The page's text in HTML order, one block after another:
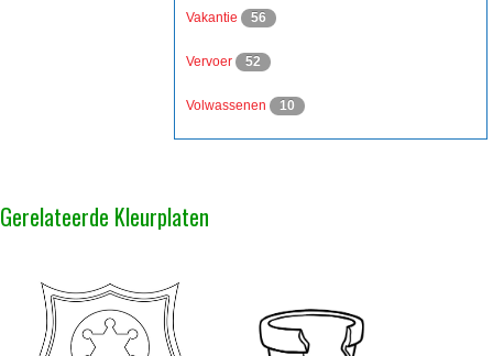
Vakantie 56
Vervoer 52
Volwassenen 10
Gerelateerde Kleurplaten